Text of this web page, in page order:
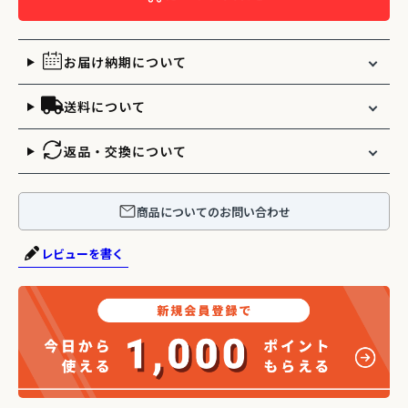
お届け納期について
送料について
返品・交換について
商品についてのお問い合わせ
レビューを書く